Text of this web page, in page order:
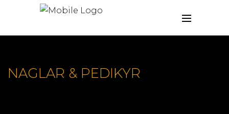
NAGLAR & PEDIKYR